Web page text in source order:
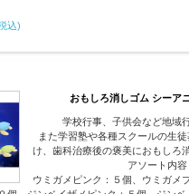
込)
おもしろ消しゴム シーア
学校行事、子供会など地域
また学習塾や各種スクールの生
け、歯科治療後の褒美におもしろ
アソート内容
ウミガメピンク：５個、ウミガメ